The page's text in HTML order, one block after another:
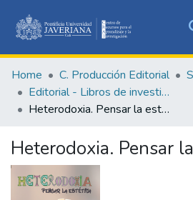
&
All of
Home C. Producción Editorial
Editorial - Libros de investigación
Heterodoxia. Pensar la estética
Heterodoxia. Pensar